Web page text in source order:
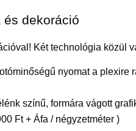
és dekoráció
Két technológia közül
nyomat a
színű, formára vágott
Ft + Áfa / négyzetméter )